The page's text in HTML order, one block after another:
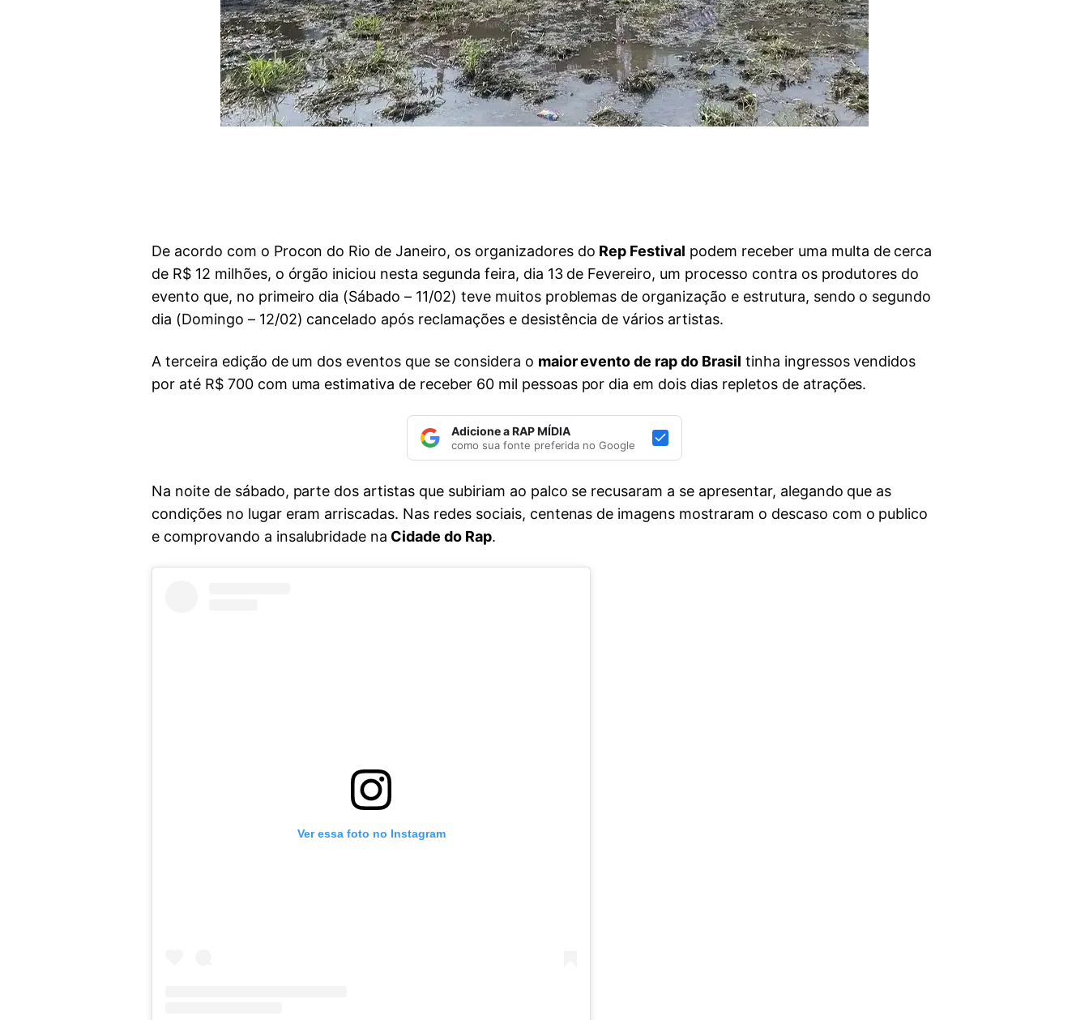
De acordo com o Procon do Rio de Janeiro, os organizadores do Rep Festival podem receber uma multa de cerca
de R$ 12 milhões, o órgão iniciou nesta segunda feira, dia 13 de Fevereiro, um processo contra os produtores do
evento que, no primeiro dia (Sábado – 11/02) teve muitos problemas de organização e estrutura, sendo o segundo
dia (Domingo – 12/02) cancelado após reclamações e desistência de vários artistas.
A terceira edição de um dos eventos que se considera o maior evento de rap do Brasil tinha ingressos vendidos
por até R$ 700 com uma estimativa de receber 60 mil pessoas por dia em dois dias repletos de atrações.
Adicione a RAP MÍDIA
como sua fonte preferida no Google
Na noite de sábado, parte dos artistas que subiriam ao palco se recusaram a se apresentar, alegando que as
condições no lugar eram arriscadas. Nas redes sociais, centenas de imagens mostraram o descaso com o publico
e comprovando a insalubridade na Cidade do Rap.
Ver essa foto no Instagram